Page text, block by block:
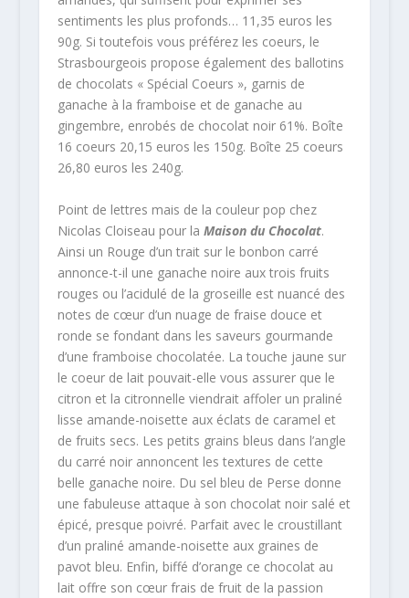
sentiments les plus profonds… 11,35 euros les
90g. Si toutefois vous préférez les coeurs, le
Strasbourgeois propose également des ballotins
de chocolats « Spécial Coeurs », garnis de
ganache à la framboise et de ganache au
gingembre, enrobés de chocolat noir 61%. Boîte
16 coeurs 20,15 euros les 150g. Boîte 25 coeurs
26,80 euros les 240g.
Point de lettres mais de la couleur pop chez
Nicolas Cloiseau pour la Maison du Chocolat.
Ainsi un Rouge d’un trait sur le bonbon carré
annonce-t-il une ganache noire aux trois fruits
rouges ou l’acidulé de la groseille est nuancé des
notes de cœur d’un nuage de fraise douce et
ronde se fondant dans les saveurs gourmande
d’une framboise chocolatée. La touche jaune sur
le coeur de lait pouvait-elle vous assurer que le
citron et la citronnelle viendrait affoler un praliné
lisse amande-noisette aux éclats de caramel et
de fruits secs. Les petits grains bleus dans l’angle
du carré noir annoncent les textures de cette
belle ganache noire. Du sel bleu de Perse donne
une fabuleuse attaque à son chocolat noir salé et
épicé, presque poivré. Parfait avec le croustillant
d’un praliné amande-noisette aux graines de
pavot bleu. Enfin, biffé d’orange ce chocolat au
lait offre son cœur frais de fruit de la passion